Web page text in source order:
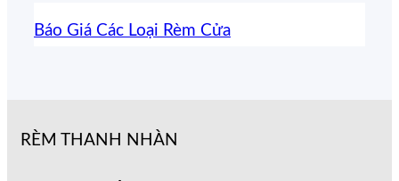
Báo Giá Các Loại Rèm Cửa
RÈM THANH NHÀN